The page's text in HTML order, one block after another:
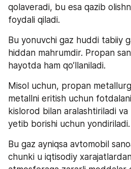
qolaveradi, bu esa qazib
foydali qiladi.
Bu yonuvchi gaz huddi tabiiy
hiddan mahrumdir. Propan
hayotda ham qo’llaniladi.
Misol uchun, propan
metallni eritish uchun
kislorod bilan aralashtiriladi
yetib borishi uchun
Bu gaz ayniqsa avtomobil
chunki u iqtisodiy